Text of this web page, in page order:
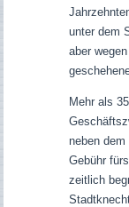
unter dem
aber
Mehr als
neben
Gebühr fürs „
zeitlich